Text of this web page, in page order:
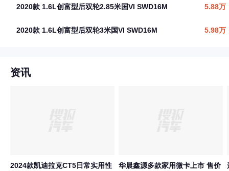
2020款 1.6L创富型后双轮2.85米国VI SWD16M 5.88万
2020款 1.6L创富型后双轮3米国VI SWD16M 5.98万
资讯
2024款凯迪拉克CT5日常实用性
华晨鑫源多款家用微卡上市 售价